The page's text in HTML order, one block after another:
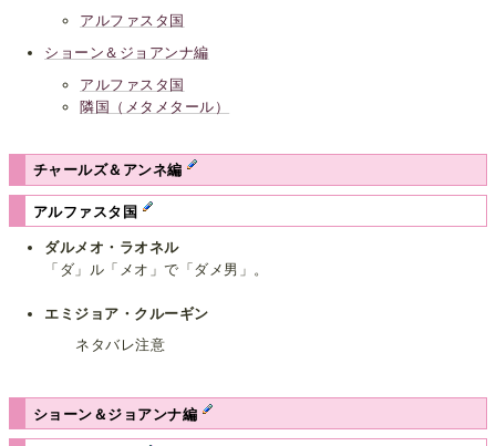
アルファスタ国
ショーン＆ジョアンナ編
アルファスタ国
隣国（メタメタール）
チャールズ＆アンネ編
アルファスタ国
ダルメオ・ラオネル
「ダ」ル「メオ」で「ダメ男」。
エミジョア・クルーギン
ネタバレ注意
ショーン＆ジョアンナ編